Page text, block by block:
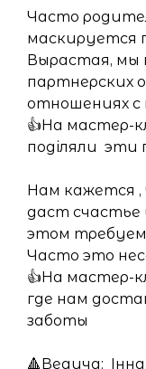
Часто
маскируется
Вырастая,
партнерских
отношениях с
👍На мастер-
поділяли эти
Нам кажется ,
даст счастье
этом требуем
Часто это
👍На мастер-
где нам
заботы
🔺Ведуча: